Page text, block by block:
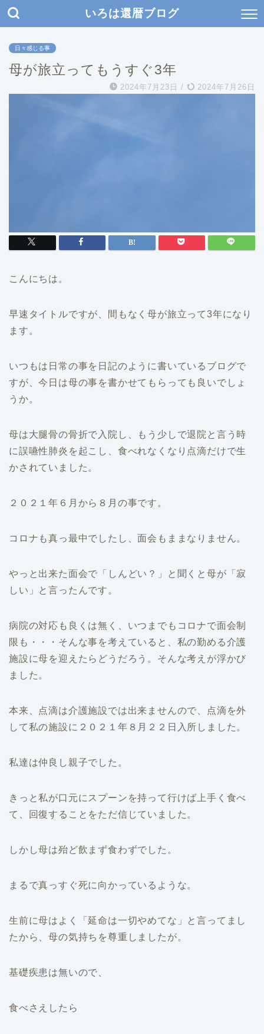
いろは還暦ブログ
日々感じる事
母が旅立ってもうすぐ3年
2024年7月23日 / 2024年7月26日
こんにちは。
早速タイトルですが、間もなく母が旅立って3年になり
ます。
いつもは日常の事を日記のように書いているブログで
すが、今日は母の事を書かせてもらっても良いでしょ
うか。
母は大腿骨の骨折で入院し、もう少しで退院と言う時
に誤嚥性肺炎を起こし、食べれなくなり点滴だけで生
かされていました。
２０２１年６月から８月の事です。
コロナも真っ最中でしたし、面会もままなりません。
やっと出来た面会で「しんどい？」と聞くと母が「寂
しい」と言ったんです。
病院の対応も良くは無く、いつまでもコロナで面会制
限も・・・そんな事を考えていると、私の勤める介護
施設に母を迎えたらどうだろう。そんな考えが浮かび
ました。
本来、点滴は介護施設では出来ませんので、点滴を外
して私の施設に２０２１年８月２２日入所しました。
私達は仲良し親子でした。
きっと私が口元にスプーンを持って行けば上手く食べ
て、回復することをただ信じていました。
しかし母は殆ど飲まず食わずでした。
まるで真っすぐ死に向かっているような。
生前に母はよく「延命は一切やめてな」と言ってまし
たから、母の気持ちを尊重しましたが。
基礎疾患は無いので、
食べさえしたら